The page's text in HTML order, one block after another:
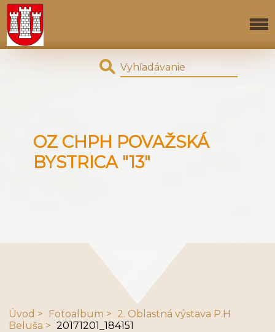
OZ CHPH POVAŽSKÁ
BYSTRICA "13"
Úvod Fotoalbum
2. Oblastná výstava P.H
Beluša
20171201_184151